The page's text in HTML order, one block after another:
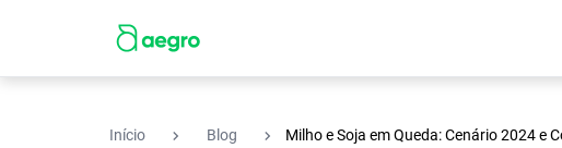
Início navigate_next Blog navigate_next Milho e Soja em Queda: Cenário 2024 e